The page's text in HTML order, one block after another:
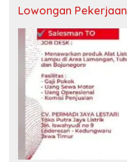
Lowongan Pekerjaan